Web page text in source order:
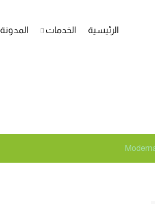
الرئيسية الخدمات المدونة